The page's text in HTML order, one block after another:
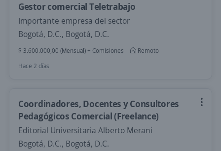
Gestor comercial Teletrabajo
Importante empresa del sector
Bogotá, D.C., Bogotá, D.C.
$ 3.600.000,00 (Mensual) + Comisiones
Remoto
Hace 2 días
Coordinadores, Docentes y Consultores
Pedagógicos Comercial (Freelance)
Editorial Universitaria Alberto Merani
Bogotá, D.C., Bogotá, D.C.